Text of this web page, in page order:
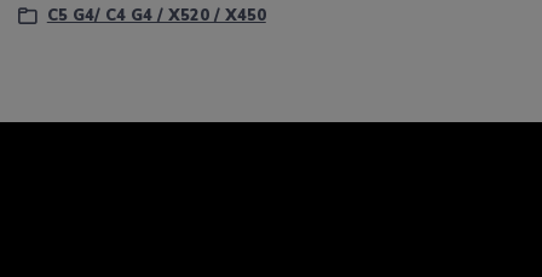
C5 G4/ C4 G4 / X520 / X450